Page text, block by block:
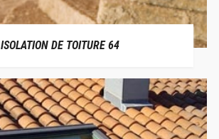
ISOLATION DE TOITURE 64